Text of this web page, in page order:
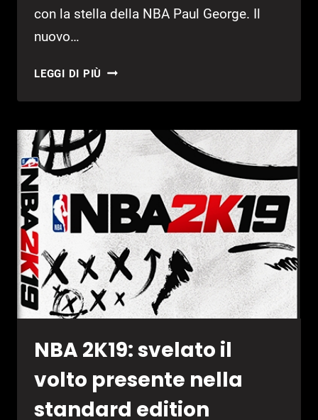
con la stella della NBA Paul George. Il
nuovo…
LEGGI DI PIÙ NIKE
LE
SCARPE
PG
PLAYSTATION
EDITION
NBA 2K19: svelato il
volto presente nella
standard edition